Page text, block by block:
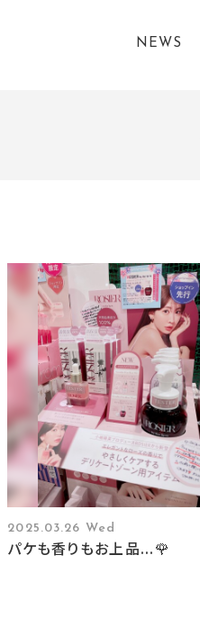
NEWS
2025.03.26 Wed
パケも香りもお上品...🌹